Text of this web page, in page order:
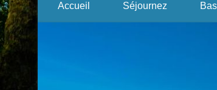
Accueil Séjournez